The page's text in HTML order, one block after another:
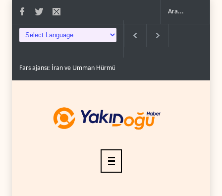
Fars ajansı: İran ve Umman Hürmüz Boğazı için geçiş..